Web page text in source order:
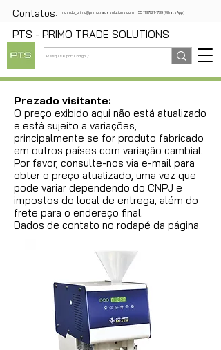
Contatos: ricardo_primo@primotradesolutions.com +55 11 97721-1739 (WhatsApp)
PTS - PRIMO TRADE SOLUTIONS
Prezado visitante:
O preço exibido aqui não está atualizado
e está sujeito a variações,
principalmente se for produto fabricado
em outros países com variação cambial.
Por favor, consulte-nos via e-mail para
obter o preço atualizado, uma vez que
pode variar dependendo do CNPJ e
impostos do local de entrega, além do
frete para o endereço final.
Dados de contato no rodapé da página.